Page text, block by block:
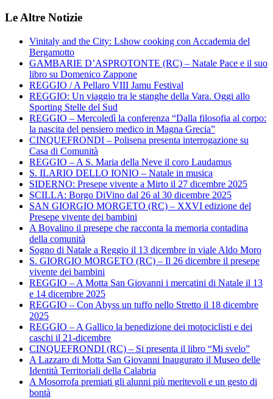
Le Altre Notizie
Vinitaly and the City: Lshow cooking con Accademia del
Bergamotto
GAMBARIE D’ASPROTONTE (RC) – Natale Pace e il suo
libro su Domenico Zappone
REGGIO / A Pellaro VIII Jamu Festival
REGGIO: Un viaggio tra le stanghe della Vara. Oggi allo
Sporting Stelle del Sud
REGGIO – Mercoledì la conferenza “Dalla filosofia al corpo:
la nascita del pensiero medico in Magna Grecia”
CINQUEFRONDI – Polisena presenta interrogazione su
Casa di Comunità
REGGIO – A S. Maria della Neve il coro Laudamus
S. ILARIO DELLO IONIO – Natale in musica
SIDERNO: Presepe vivente a Mirto il 27 dicembre 2025
SCILLA: Borgo DiVino dal 26 al 30 dicembre 2025
SAN GIORGIO MORGETO (RC) – XXVI edizione del
Presepe vivente dei bambini
A Bovalino il presepe che racconta la memoria contadina
della comunità
Sogno di Natale a Reggio il 13 dicembre in viale Aldo Moro
S. GIORGIO MORGETO (RC) – Il 26 dicembre il presepe
vivente dei bambini
REGGIO – A Motta San Giovanni i mercatini di Natale il 13
e 14 dicembre 2025
REGGIO – Con Abyss un tuffo nello Stretto il 18 dicembre
2025
REGGIO – A Gallico la benedizione dei motociclisti e dei
caschi il 21-dicembre
CINQUEFRONDI (RC) – Si presenta il libro “Mi svelo”
A Lazzaro di Motta San Giovanni Inaugurato il Museo delle
Identità Territoriali della Calabria
A Mosorrofa premiati gli alunni più meritevoli e un gesto di
bontà